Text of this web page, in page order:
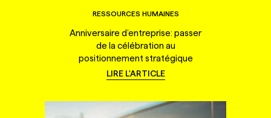
RESSOURCES HUMAINES
Anniversaire d’entreprise: passer
de la célébration au
positionnement stratégique
LIRE L'ARTICLE